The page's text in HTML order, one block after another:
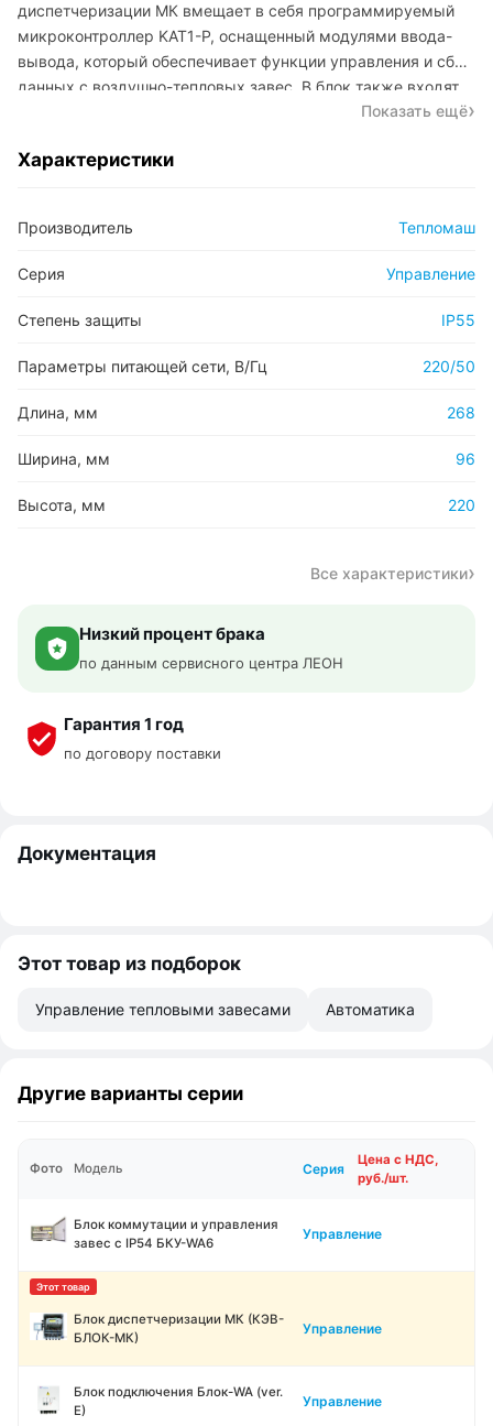
диспетчеризации МК вмещает в себя программируемый
микроконтроллер KAT1-Р, оснащенный модулями ввода-
вывода, который обеспечивает функции управления и сбор
данных с воздушно-тепловых завес. В блок также входят
хотя бы один персональный компьютер, оснащенный
через локальную технологическую сеть (ЛТС) Modbus RTU.
Показать ещё
Характеристики
Производитель Тепломаш
Серия Управление
Степень защиты IP55
Параметры питающей сети, В/Гц 220/50
Длина, мм 268
Ширина, мм 96
Высота, мм 220
Все характеристики
Низкий процент брака
по данным сервисного центра ЛЕОН
Гарантия 1 год
по договору поставки
Документация
Этот товар из подборок
Управление тепловыми завесами Автоматика
Другие варианты серии
Фото Модель Серия
Цена с НДС,
руб./шт.
Блок коммутации и управления
завес с IP54 БКУ-WA6
Управление
Блок диспетчеризации МК (КЭВ-
БЛОК-МК)
Управление
Блок подключения Блок-WA (ver.
E)
Управление